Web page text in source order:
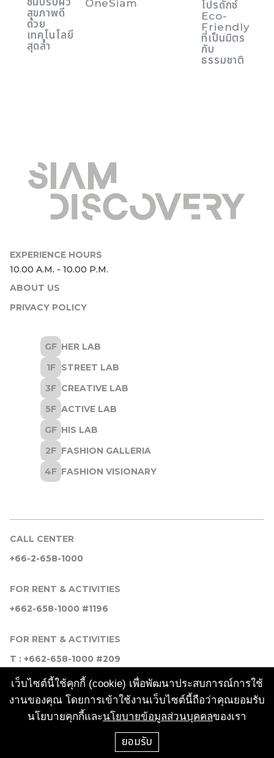
สุขภาพดี
ด้วย
เทคโนโลยี
สุดล้ำ
OneSiam
โปรดักซ์
Eco-
Friendly
ที่เป็นมิตร
กับ
ธรรมชาติ
เว็บไซต์นี้ใช้คุกกี้ (cookie) เพื่อพัฒนาประสบการณ์การใช้
งานของคุณ โดยการเข้าใช้งานเว็บไซต์นี้ถือว่าคุณยอมรับ
นโยบายคุกกี้และนโยบายข้อมูลส่วนบุคคลของเรา
ยอมรับ
ABOUT US
PRIVACY POLICY
CALL CENTER
+66-2-658-1000
FOR RENT & ACTIVITIES
+662-658-1000 #1196
FOR RENT & ACTIVITIES
T : +662-658-1000 #209
SOCIAL MEDIA